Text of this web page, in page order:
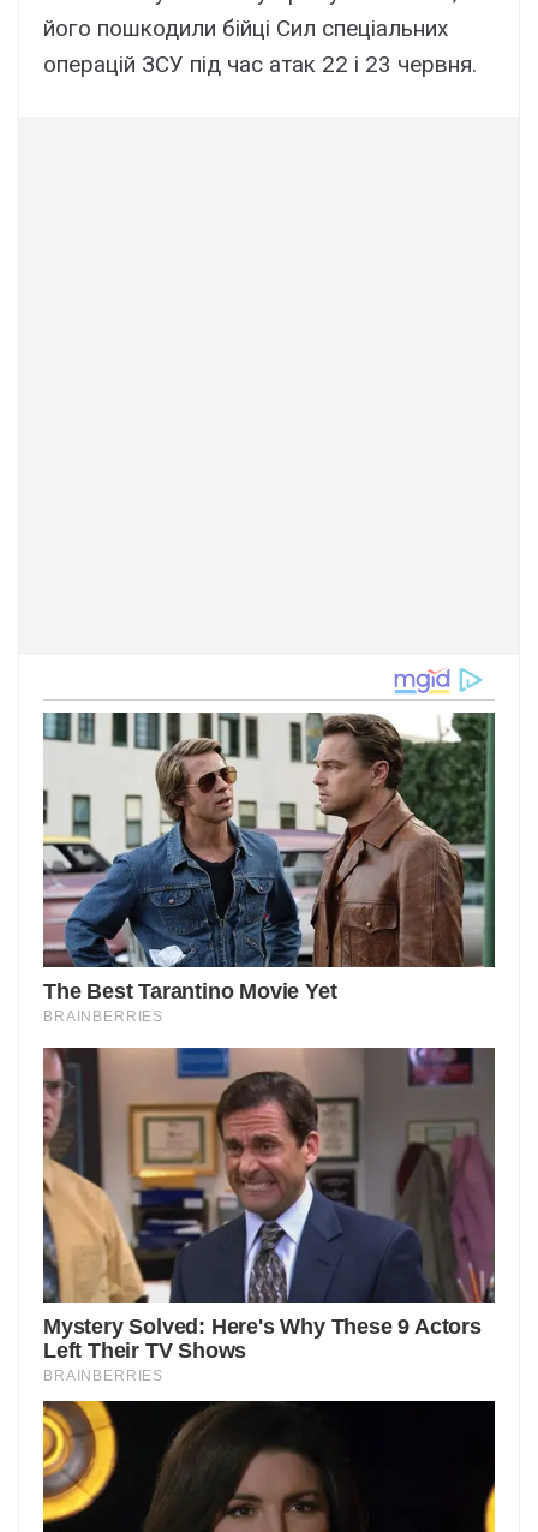
його пошкодили бійці Cил cпeціaльниx
опepaцій ЗCУ під чac aтaк 22 і 23 чepвня.